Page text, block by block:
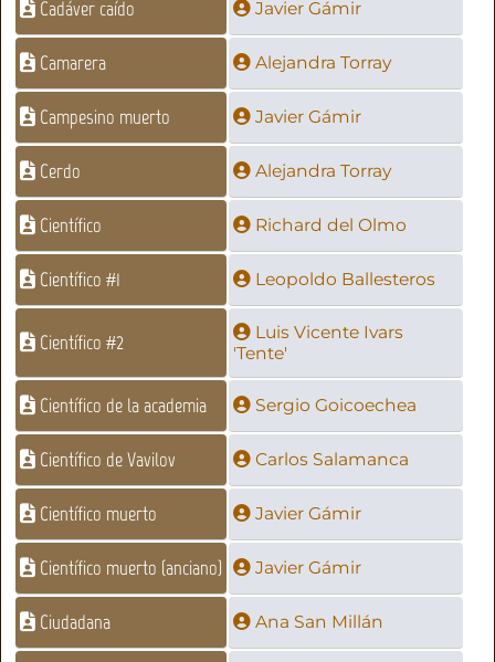
Cadáver caído Javier Gámir
Camarera Alejandra Torray
Campesino muerto Javier Gámir
Cerdo Alejandra Torray
Científico Richard del Olmo
Científico #1 Leopoldo Ballesteros
Científico #2
Luis Vicente Ivars
'Tente'
Científico de la academia Sergio Goicoechea
Científico de Vavilov Carlos Salamanca
Científico muerto Javier Gámir
Científico muerto (anciano) Javier Gámir
Ciudadana Ana San Millán